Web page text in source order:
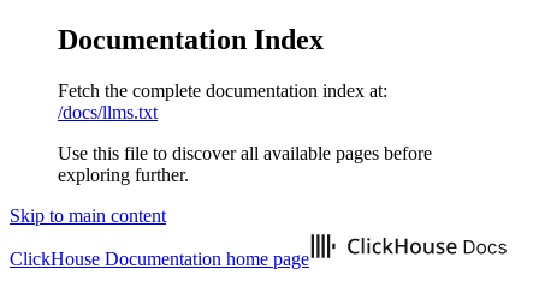
Documentation Index
Fetch the complete documentation index at:
/docs/llms.txt
Use this file to discover all available pages before
exploring further.
Skip to main content
ClickHouse Documentation home page